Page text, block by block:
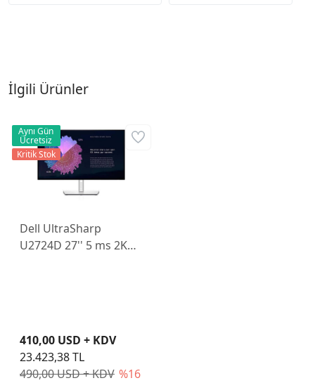
İlgili Ürünler
Dell UltraSharp
U2724D 27'' 5 ms 2K
490,00 USD + KDV %16
410,00 USD + KDV
23.423,38 TL
Aynı Gün
Ücretsiz
Kritik Stok